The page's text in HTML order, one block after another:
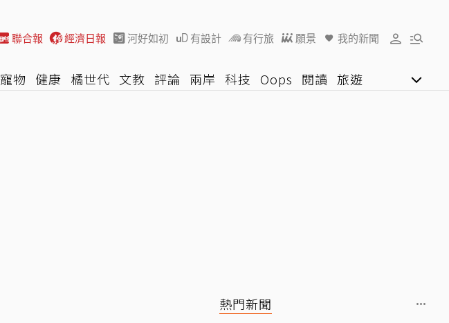
聯合報 經濟日報 河好如初 有設計 有行旅 願景 我的新聞
寵物 健康 橘世代 文教 評論 兩岸 科技 Oops 閱讀 旅遊
熱門新聞